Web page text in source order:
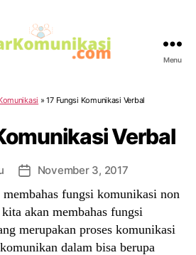
Menu
»17 Fungsi Komunikasi Verbal
Verbal
Post
date
November 3, 2017
fungsi komunikasi non
akan membahas fungsi
merupakan proses komunikasi
dalam bisa berupa